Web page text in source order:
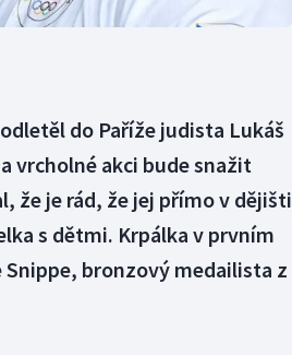
do Paříže judista Lukáš
vrcholné akci bude snažit
že je rád, že jej přímo v dějišti
s dětmi. Krpálka v prvním
bronzový medailista z